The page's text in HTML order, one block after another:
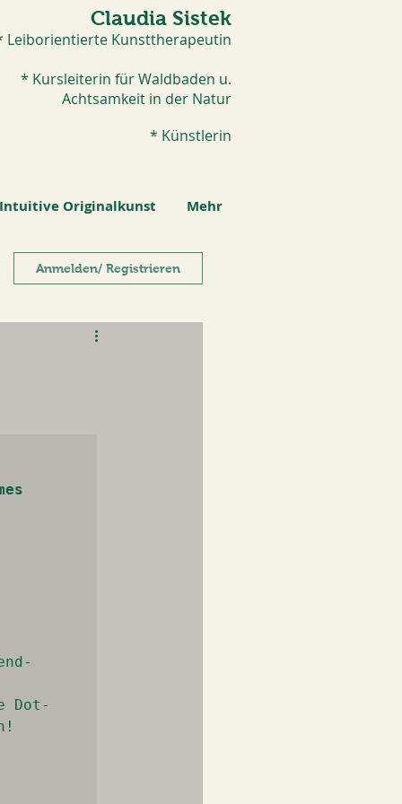
Claudia Sistek
Leiborientierte Kunsttherapeutin
* Kursleiterin für Waldbaden u.
Achtsamkeit in der Natur
* Künstlerin​
Intuitive Originalkunst Mehr
Anmelden/ Registrieren
Dot-